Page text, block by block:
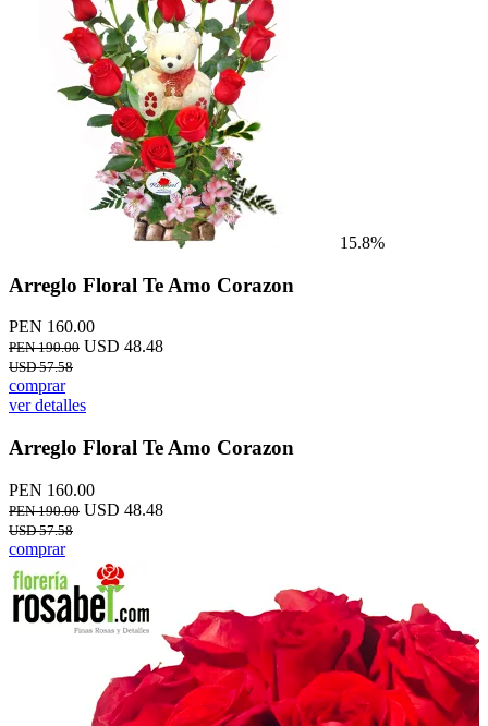
15.8%
Arreglo Floral Te Amo Corazon
PEN 160.00
PEN 190.00 USD 48.48
USD 57.58
comprar
ver detalles
Arreglo Floral Te Amo Corazon
PEN 160.00
PEN 190.00 USD 48.48
USD 57.58
comprar